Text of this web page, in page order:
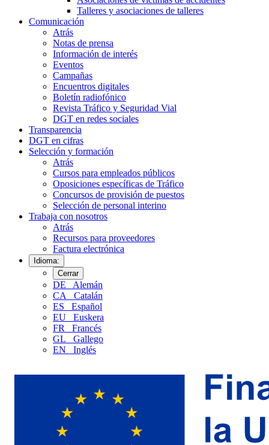
Talleres y asociaciones de talleres
Comunicación
Atrás
Notas de prensa
Información de interés
Eventos
Campañas
Encuentros digitales
Boletín radiofónico
Revista Tráfico y Seguridad Vial
DGT en redes sociales
Transparencia
DGT en cifras
Selección y formación
Atrás
Cursos para empleados públicos
Oposiciones específicas de Tráfico
Concursos de provisión de puestos
Selección de personal interino
Trabaja con nosotros
Atrás
Recursos para proveedores
Factura electrónica
Idioma:
Cerrar
DE
Alemán
CA
Catalán
ES
Español
EU
Euskera
FR
Francés
GL
Gallego
EN
Inglés